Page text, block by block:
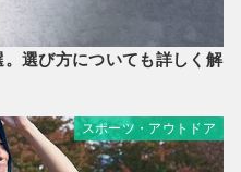
選び方についても詳しく解
スポーツ・アウトドア